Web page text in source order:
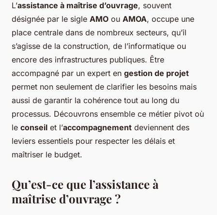
L’assistance à maîtrise d’ouvrage, souvent
désignée par le sigle AMO ou AMOA, occupe une
place centrale dans de nombreux secteurs, qu’il
s’agisse de la construction, de l’informatique ou
encore des infrastructures publiques. Être
accompagné par un expert en gestion de projet
permet non seulement de clarifier les besoins mais
aussi de garantir la cohérence tout au long du
processus. Découvrons ensemble ce métier pivot où
le conseil et l’accompagnement deviennent des
leviers essentiels pour respecter les délais et
maîtriser le budget.
Qu’est-ce que l’assistance à
maîtrise d’ouvrage ?